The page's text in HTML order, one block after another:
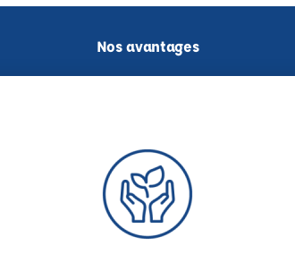
Nos avantages